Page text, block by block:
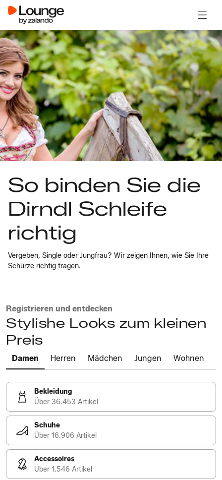
So binden Sie die
Dirndl Schleife
richtig
Vergeben, Single oder Jungfrau? Wir zeigen Ihnen, wie Sie Ihre
Schürze richtig tragen.
Registrieren und entdecken
Stylishe Looks zum kleinen
Preis
Damen Herren Mädchen Jungen Wohnen
Bekleidung
Über 36.453 Artikel
Schuhe
Über 16.906 Artikel
Accessoires
Über 1.546 Artikel